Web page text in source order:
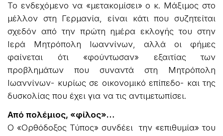
Το ενδεχόμενο να «μετακομίσει» ο κ. Μάξιμος στο
μέλλον στη Γερμανία, είναι κάτι που συζητείται
σχεδόν από την πρώτη ημέρα εκλογής του στην
Ιερά Μητρόπολη Ιωαννίνων, αλλά οι φήμες
φαίνεται ότι «φούντωσαν» εξαιτίας των
προβλημάτων που συναντά στη Μητρόπολη
Ιωαννίνων- κυρίως σε οικονομικό επίπεδο- και της
δυσκολίας που έχει για να τις αντιμετωπίσει.
Από πολέμιος, «φίλος»…
Ο «Ορθόδοξος Τύπος» συνδέει την «επιθυμία» του